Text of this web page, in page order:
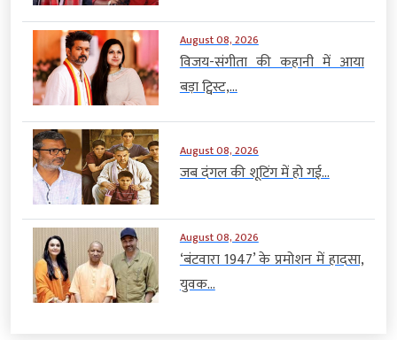
August 08, 2026
विजय-संगीता की कहानी में आया
बड़ा ट्विस्ट,...
August 08, 2026
जब दंगल की शूटिंग में हो गई...
August 08, 2026
‘बंटवारा 1947’ के प्रमोशन में हादसा,
युवक...